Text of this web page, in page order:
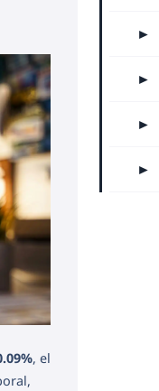
, el
►
►
►
►